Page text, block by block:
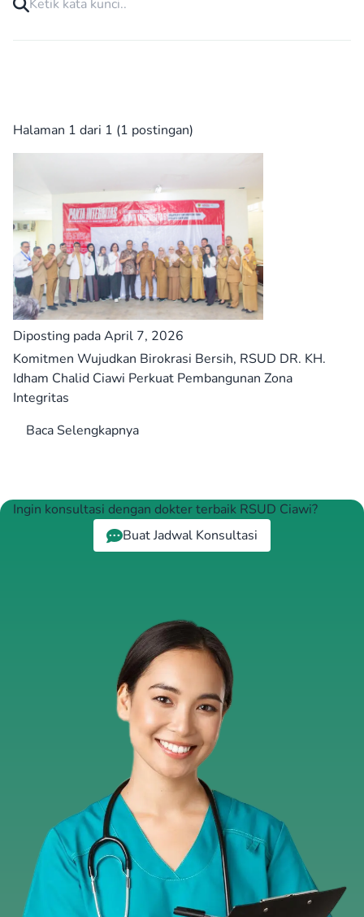
Halaman 1 dari 1 (1 postingan)
Diposting pada April 7, 2026
Komitmen Wujudkan Birokrasi Bersih, RSUD DR. KH.
Idham Chalid Ciawi Perkuat Pembangunan Zona
Integritas
Baca Selengkapnya
Ingin konsultasi dengan dokter terbaik RSUD Ciawi?
Buat Jadwal Konsultasi